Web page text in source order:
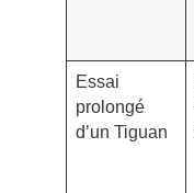
Essai
prolongé
d’un Tiguan